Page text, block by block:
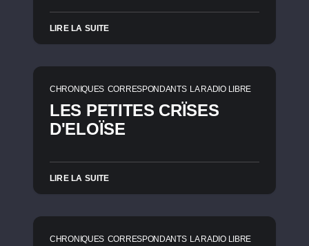
LIRE LA SUITE
CHRONIQUES CORRESPONDANTS LA RADIO LIBRE
LES PETITES CRÏSES
D'ELOÏSE
LIRE LA SUITE
CHRONIQUES CORRESPONDANTS LA RADIO LIBRE